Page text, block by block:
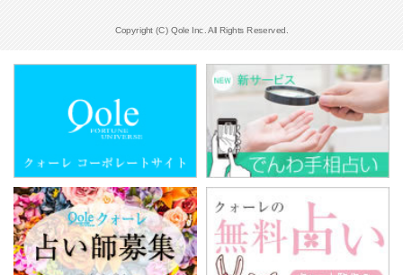
Copyright (C) Qole Inc. All Rights Reserved.